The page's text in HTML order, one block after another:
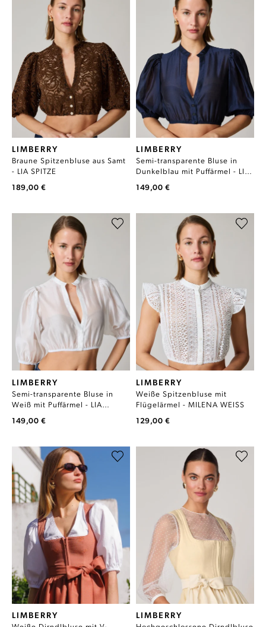
LIMBERRY
Braune Spitzenbluse aus Samt
- LIA SPITZE
189,00 €
LIMBERRY
Semi-transparente Bluse in
Dunkelblau mit Puffärmel - LIA
149,00 €
LIMBERRY
Semi-transparente Bluse in
Weiß mit Puffärmel - LIA
149,00 €
LIMBERRY
Weiße Spitzenbluse mit
Flügelärmel - MILENA WEISS
129,00 €
LIMBERRY LIMBERRY